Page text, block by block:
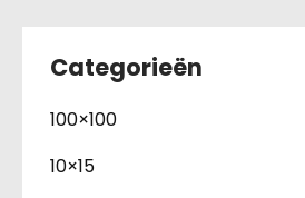
Categorieën
100×100
10×15